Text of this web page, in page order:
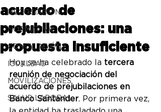
NEGOCIACIÓN
NORMATIVA
CONCILIACIÓN
IGUALDAD
MOVILIZACIONES
SALUD LABORAL
acuerdo de
prejubilaciones: una
propuesta insuficiente
Hoy se ha celebrado la tercera
reunión de negociación del
acuerdo de prejubilaciones en
Banco Santander. Por primera vez,